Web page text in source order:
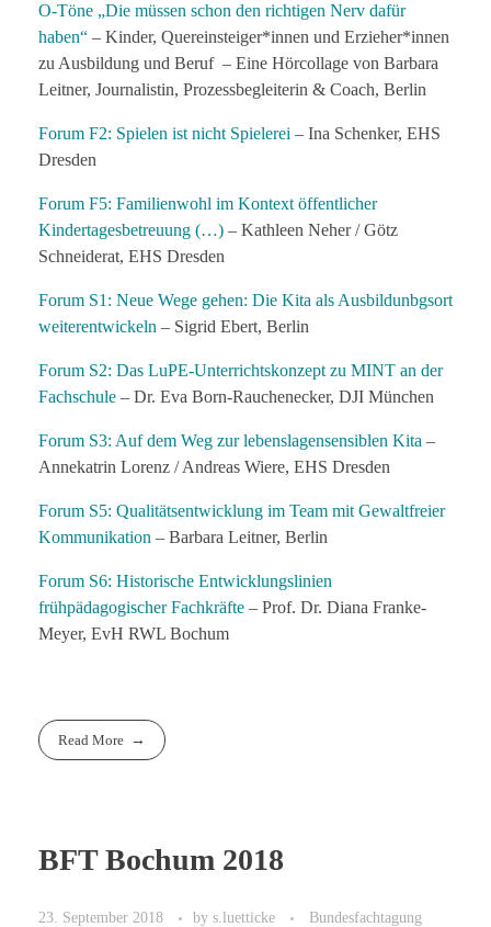
O-Töne „Die müssen schon den richtigen Nerv dafür
haben“ – Kinder, Quereinsteiger*innen und Erzieher*innen
zu Ausbildung und Beruf – Eine Hörcollage von Barbara
Leitner, Journalistin, Prozessbegleiterin & Coach, Berlin
Forum F2: Spielen ist nicht Spielerei – Ina Schenker, EHS
Dresden
Forum F5: Familienwohl im Kontext öffentlicher
Kindertagesbetreuung (…) – Kathleen Neher / Götz
Schneiderat, EHS Dresden
Forum S1: Neue Wege gehen: Die Kita als Ausbildunbgsort
weiterentwickeln – Sigrid Ebert, Berlin
Forum S2: Das LuPE-Unterrichtskonzept zu MINT an der
Fachschule – Dr. Eva Born-Rauchenecker, DJI München
Forum S3: Auf dem Weg zur lebenslagensensiblen Kita –
Annekatrin Lorenz / Andreas Wiere, EHS Dresden
Forum S5: Qualitätsentwicklung im Team mit Gewaltfreier
Kommunikation – Barbara Leitner, Berlin
Forum S6: Historische Entwicklungslinien
frühpädagogischer Fachkräfte – Prof. Dr. Diana Franke-
Meyer, EvH RWL Bochum
Read More
BFT Bochum 2018
23. September 2018 by s.luetticke Bundesfachtagung